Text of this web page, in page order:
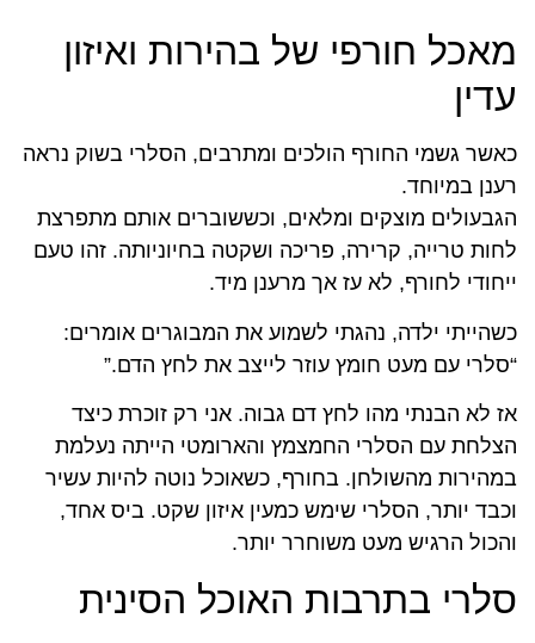
מאכל חורפי של בהירות ואיזון
עדין
כאשר גשמי החורף הולכים ומתרבים, הסלרי בשוק נראה
רענן במיוחד.
הגבעולים מוצקים ומלאים, וכששוברים אותם מתפרצת
לחות טרייה, קרירה, פריכה ושקטה בחיוניותה. זהו טעם
ייחודי לחורף, לא עז אך מרענן מיד.
כשהייתי ילדה, נהגתי לשמוע את המבוגרים אומרים:
“סלרי עם מעט חומץ עוזר לייצב את לחץ הדם.”
אז לא הבנתי מהו לחץ דם גבוה. אני רק זוכרת כיצד
הצלחת עם הסלרי החמצמץ והארומטי הייתה נעלמת
במהירות מהשולחן. בחורף, כשאוכל נוטה להיות עשיר
וכבד יותר, הסלרי שימש כמעין איזון שקט. ביס אחד,
והכול הרגיש מעט משוחרר יותר.
סלרי בתרבות האוכל הסינית